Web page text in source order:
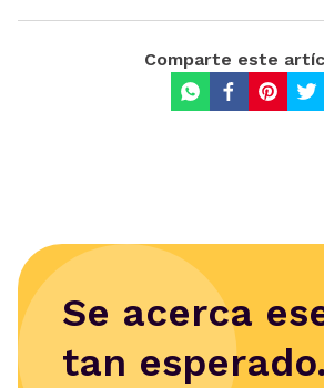
Comparte este
Se acerca
tan